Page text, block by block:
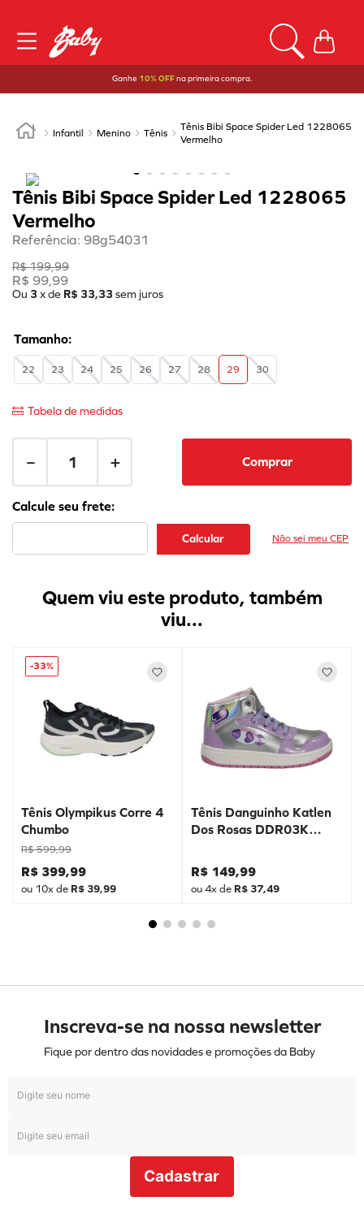
Ganhe 10% OFFna primeira compra.
Infantil Menino Tênis
Tênis Bibi Space Spider Led 1228065
Vermelho
Tênis Bibi Space Spider Led 1228065
Vermelho
Referência: 98g54031
R$199,99
R$ 99,99
Ou 3 x de R$ 33,33 sem juros
22 23 24 25 26 27 28 29 30
Tabela de medidas
＋
－ Comprar
Não sei meu CEP
Quem viu este produto, também
viu...
-33%
Tênis Olympikus Corre 4
Chumbo
R$ 599,99
R$ 399,99
ou 10x de R$ 39,99
Tênis Danguinho Katlen
Dos Rosas DDR03K
R$ 149,99
ou4x de R$ 37,49
Inscreva-se na nossa newsletter
Fique por dentro das novidades e promoções da Baby
Cadastrar